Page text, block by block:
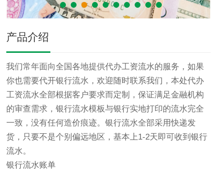
产品介绍
我们常年面向全国各地提供代办工资流水的服务，如果
你也需要代开银行流水，欢迎随时联系我们，本处代办
工资流水全部根据客户要求而定制，保证满足金融机构
的审查需求，银行流水模板与银行实地打印的流水完全
一致，没有任何造价痕迹。银行流水全部采用快递发
货，只要不是个别偏远地区，基本上1-2天即可收到银行
流水。
银行流水账单